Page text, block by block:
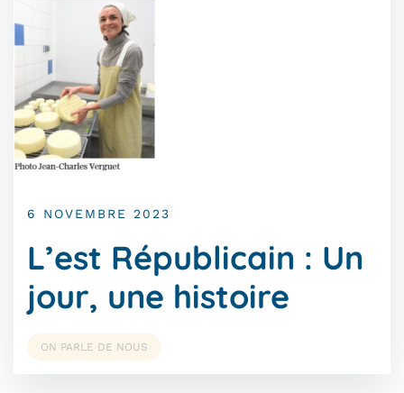
6 NOVEMBRE 2023
L’est Républicain : Un
jour, une histoire
ON PARLE DE NOUS